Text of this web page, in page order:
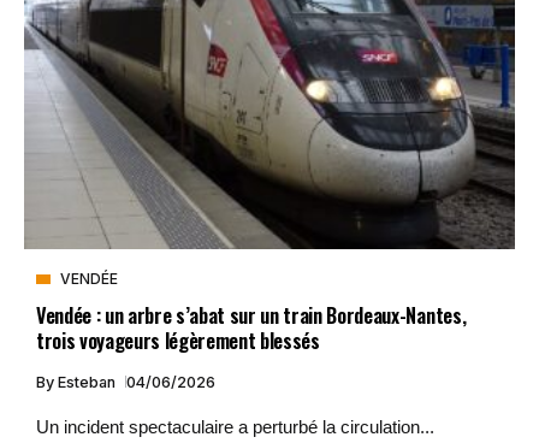
VENDÉE
Vendée : un arbre s’abat sur un train Bordeaux-Nantes,
trois voyageurs légèrement blessés
By Esteban 04/06/2026
Un incident spectaculaire a perturbé la circulation...